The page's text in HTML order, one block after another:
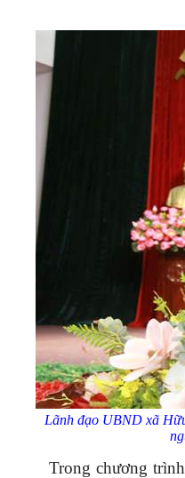
Lãnh đạo UBND xã
Trong chương trình,